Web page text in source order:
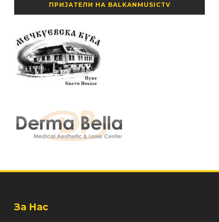
ПРИЈАТЕЛИ НА BALKANMUSICTV
За Нас